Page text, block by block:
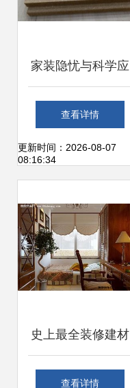
家装隐忧与科学应
对 从地板甲醛事件
看装修后健康守护
查看详情
更新时间：2026-08-07
08:16:34
史上最全装修建材
清单明细表 从硬装
查看详情